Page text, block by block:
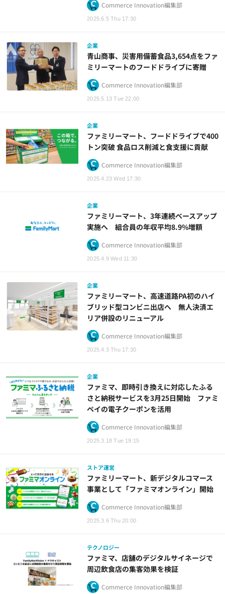
2025.6.5 Thu 17:30
Commerce Innovation編集部
企業
2025.5.13 Tue 22:00
青山商事、災害用備蓄食品3,654点をファ
ミリーマートのフードドライブに寄贈
Commerce Innovation編集部
企業
2025.4.23 Wed 17:30
ファミリーマート、フードドライブで400
トン突破 食品ロス削減と食支援に貢献
Commerce Innovation編集部
企業
2025.4.9 Wed 11:30
ファミリーマート、3年連続ベースアップ
実施へ 組合員の年収平均8.9%増額
Commerce Innovation編集部
企業
2025.4.3 Thu 17:30
ファミリーマート、高速道路PA初のハイ
ブリッド型コンビニ出店へ 無人決済エ
リア併設のリニューアル
Commerce Innovation編集部
企業
2025.3.18 Tue 19:15
ファミマ、即時引き換えに対応したふる
さと納税サービスを3月25日開始 ファミ
ペイの電子クーポンを活用
Commerce Innovation編集部
ストア運営
2025.3.6 Thu 20:00
ファミリーマート、新デジタルコマース
事業として「ファミマオンライン」開始
Commerce Innovation編集部
テクノロジー
ファミマ、店舗のデジタルサイネージで
周辺飲食店の集客効果を検証
Commerce Innovation編集部